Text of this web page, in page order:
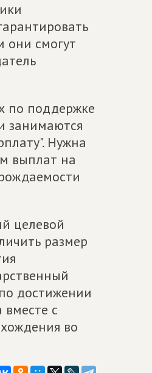
они смогут
по поддержке
занимаются
Нужна
выплат на
целевой
размер
достижении
вместе с
во